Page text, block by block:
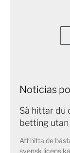
Noticias
Så hittar du
betting
Att hitta de
svensk licens